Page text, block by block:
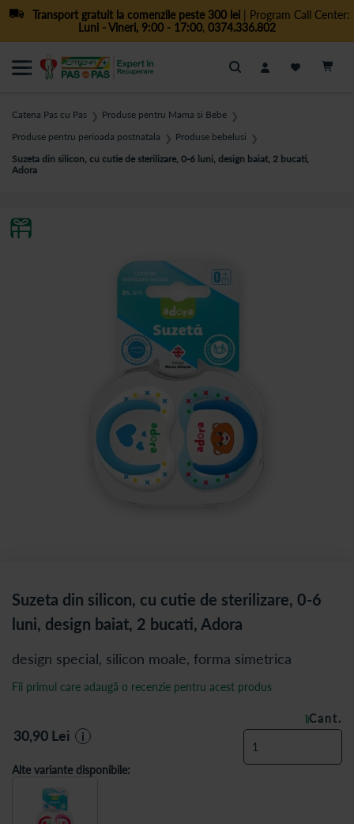
Transport gratuit la comenzile peste 300 lei| Program Call Center:
Luni - Vineri, 9:00 - 17:00, 0374.336.802
Cautare
Catena Pas cu Pas ❯ Produse pentru Mama si Bebe ❯
Produse pentru perioada postnatala ❯ Produse bebelusi ❯
Suzeta din silicon, cu cutie de sterilizare, 0-6 luni, design baiat, 2 bucati,
Adora
Suzeta din silicon, cu cutie de sterilizare, 0-6
luni, design baiat, 2 bucati, Adora
design special, silicon moale, forma simetrica
ÎN STOC
Fii primul care adaugă o recenzie pentru acest produs
30,90 Lei i
Cant.
Alte variante disponibile: